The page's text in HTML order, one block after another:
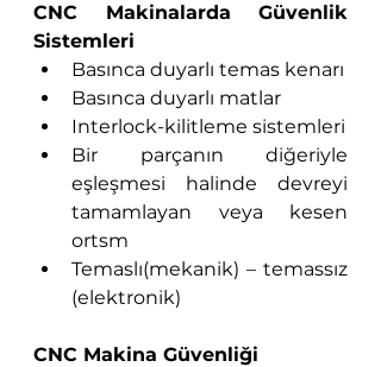
CNC Makinalarda Güvenlik
Sistemleri
Basınca duyarlı temas kenarı
Basınca duyarlı matlar
Interlock-kilitleme sistemleri
Bir parçanın diğeriyle
eşleşmesi halinde devreyi
tamamlayan veya kesen
ortsm
Temaslı(mekanik) – temassız
(elektronik)
CNC Makina Güvenliği